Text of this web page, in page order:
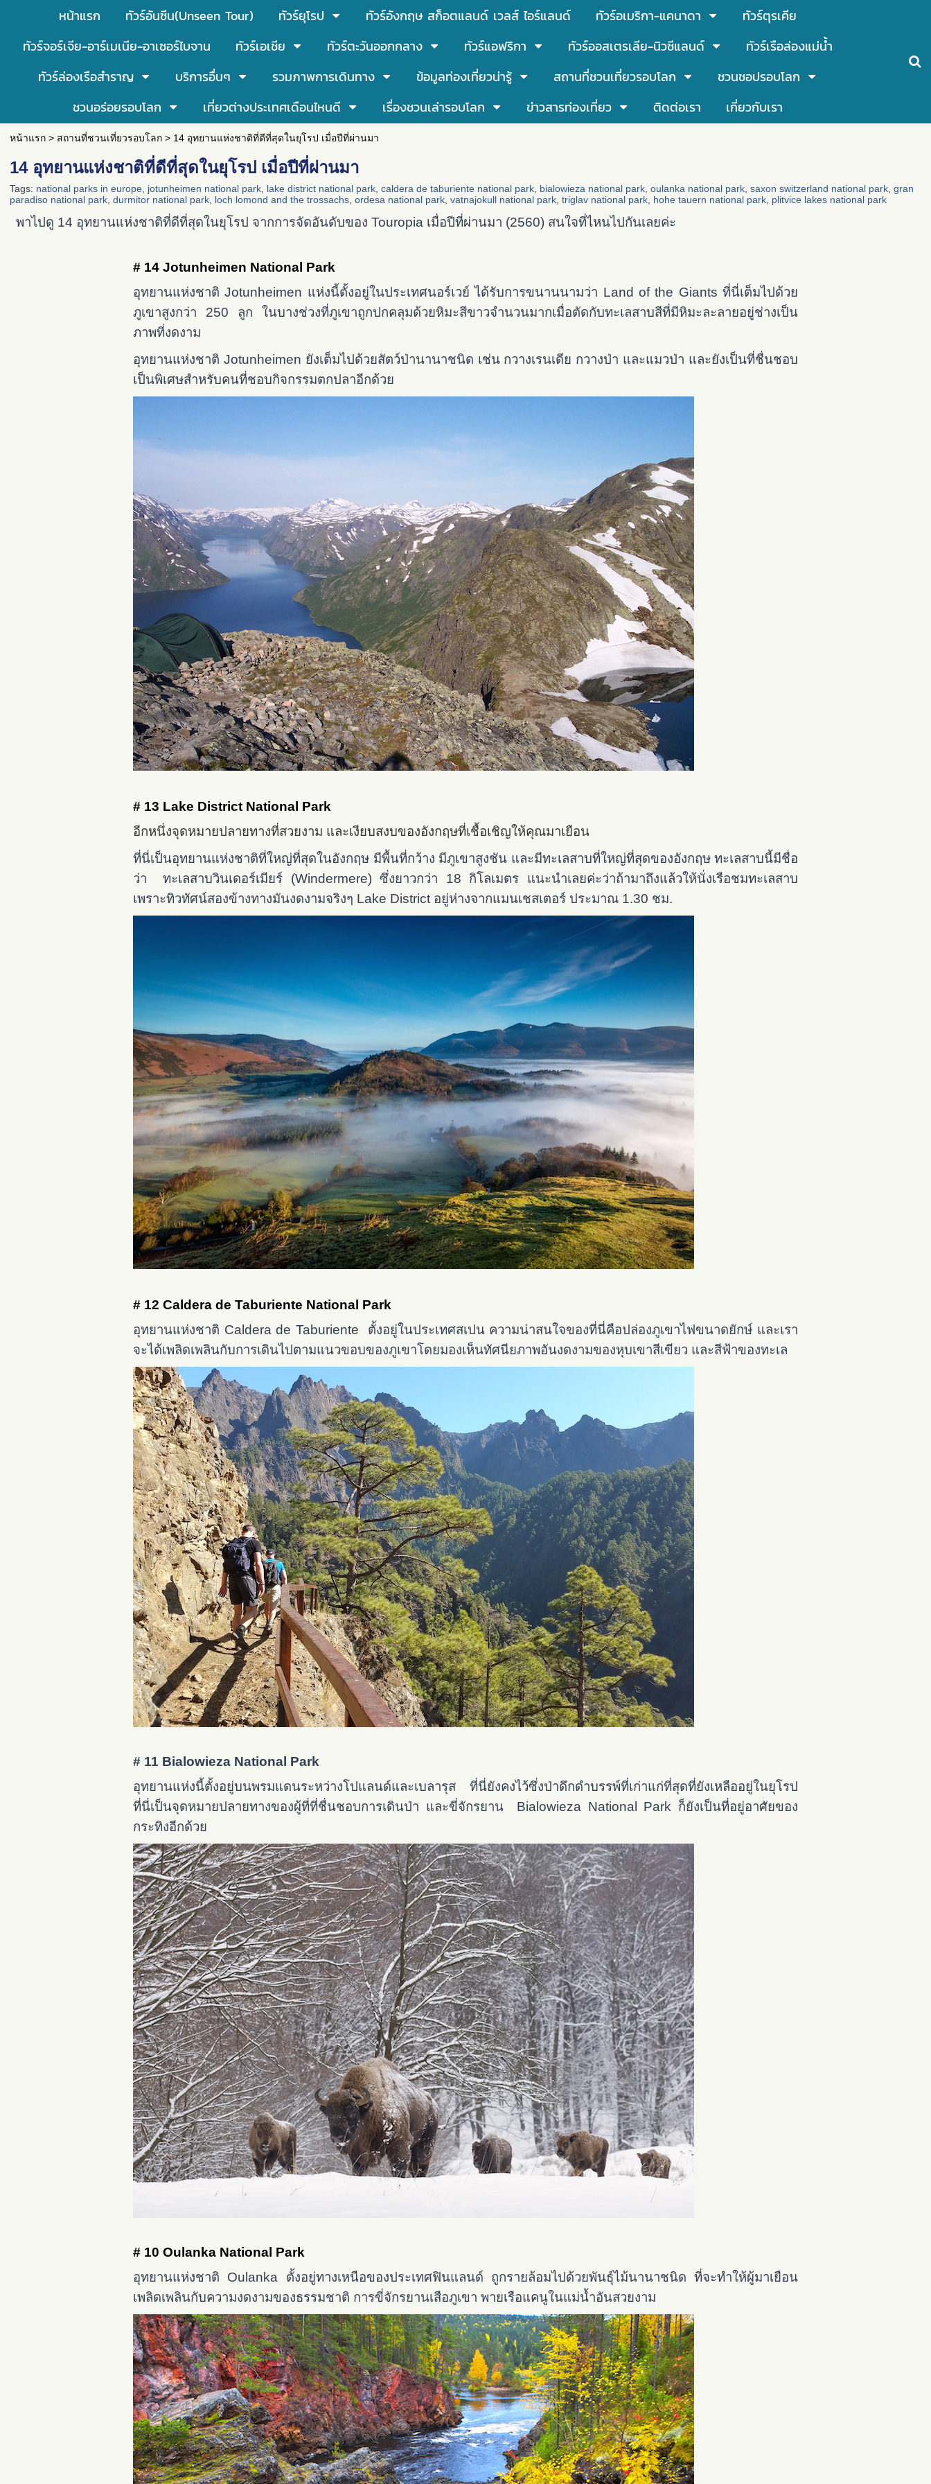
หน้าแรก ทัวร์อันซีน(Unseen Tour) ทัวร์ยุโรป ทัวร์อังกฤษ สก็อตแลนด์ เวลส์ ไอร์แลนด์ ทัวร์อเมริกา-แคนาดา
ทัวร์ตุรเคีย
ทัวร์จอร์เจีย-อาร์เมเนีย-อาเซอร์ไบจาน
ทัวร์เอเชีย ทัวร์ตะวันออกกลาง ทัวร์แอฟริกา ทัวร์ออสเตรเลีย-นิวซีแลนด์
ทัวร์เรือล่องแม่น้ำ
ทัวร์ล่องเรือสำราญ
บริการอื่นๆ รวมภาพการเดินทาง ข้อมูลท่องเที่ยวน่ารู้ สถานที่ชวนเที่ยวรอบโลก
ชวนชอปรอบโลก
ชวนอร่อยรอบโลก
เที่ยวต่างประเทศเดือนไหนดี เรื่องชวนเล่ารอบโลก ข่าวสารท่องเที่ยว ติดต่อเรา เกี่ยวกับเรา
หน้าแรก> สถานที่ชวนเที่ยวรอบโลก> 14 อุทยานแห่งชาติที่ดีที่สุดในยุโรป เมื่อปีที่ผ่านมา
14 อุทยานแห่งชาติที่ดีที่สุดในยุโรป เมื่อปีที่ผ่านมา
Tags: national parks in europe jotunheimen national park lake district national park caldera de taburiente national park bialowieza national park oulanka national park saxon switzerland national park gran
paradiso national park durmitor national park loch lomond and the trossachs ordesa national park vatnajokull national park triglav national park hohe tauern national park plitvice lakes national park
พาไปดู 14 อุทยานแห่งชาติที่ดีที่สุดในยุโรป จากการจัดอันดับของ Touropia เมื่อปีที่ผ่านมา (2560) สนใจที่ไหนไปกันเลยค่ะ
# 14 Jotunheimen National Park
อุทยานแห่งชาติ Jotunheimen แห่งนี้ตั้งอยู่ในประเทศนอร์เวย์ ได้รับการขนานนามว่า Land of the Giants ที่นี่เต็มไปด้วย
ภูเขาสูงกว่า 250 ลูก ในบางช่วงที่ภูเขาถูกปกคลุมด้วยหิมะสีขาวจำนวนมากเมื่อตัดกับทะเลสาบสีที่มีหิมะละลายอยู่ช่างเป็น
ภาพที่งดงาม
อุทยานแห่งชาติ Jotunheimen ยังเต็มไปด้วยสัตว์ป่านานาชนิด เช่น กวางเรนเดีย กวางป่า และแมวป่า และยังเป็นที่ชื่นชอบ
เป็นพิเศษสำหรับคนที่ชอบกิจกรรมตกปลาอีกด้วย
# 13 Lake District National Park
อีกหนึ่งจุดหมายปลายทางที่สวยงาม และเงียบสงบของอังกฤษที่เชื้อเชิญให้คุณมาเยือน
ที่นี่เป็นอุทยานแห่งชาติที่ใหญ่ที่สุดในอังกฤษ มีพื้นที่กว้าง มีภูเขาสูงชัน และมีทะเลสาบที่ใหญ่ที่สุดของอังกฤษ ทะเลสาบนี้มีชื่อ
ว่า ทะเลสาบวินเดอร์เมียร์ (Windermere) ซึ่งยาวกว่า 18 กิโลเมตร แนะนำเลยค่ะว่าถ้ามาถึงแล้วให้นั่งเรือชมทะเลสาบ
เพราะทิวทัศน์สองข้างทางมันงดงามจริงๆ Lake District อยู่ห่างจากแมนเชสเตอร์ ประมาณ 1.30 ชม.
# 12 Caldera de Taburiente National Park
อุทยานแห่งชาติ Caldera de Taburiente ตั้งอยู่ในประเทศสเปน ความน่าสนใจของที่นี่คือปล่องภูเขาไฟขนาดยักษ์ และเรา
จะได้เพลิดเพลินกับการเดินไปตามแนวขอบของภูเขาโดยมองเห็นทัศนียภาพอันงดงามของหุบเขาสีเขียว และสีฟ้าของทะเล
# 11 Bialowieza National Park
อุทยานแห่งนี้ตั้งอยู่บนพรมแดนระหว่างโปแลนด์และเบลารุส ที่นี่ยังคงไว้ซึ่งป่าดึกดำบรรพ์ที่เก่าแก่ที่สุดที่ยังเหลืออยู่ในยุโรป
ที่นี่เป็นจุดหมายปลายทางของผู้ที่ที่ชื่นชอบการเดินป่า และขี่จักรยาน Bialowieza National Park ก็ยังเป็นที่อยู่อาศัยของ
กระทิงอีกด้วย
# 10 Oulanka National Park
อุทยานแห่งชาติ Oulanka ตั้งอยู่ทางเหนือของประเทศฟินแลนด์ ถูกรายล้อมไปด้วยพันธุ์ไม้นานาชนิด ที่จะทำให้ผู้มาเยือน
เพลิดเพลินกับความงดงามของธรรมชาติ การขี่จักรยานเสือภูเขา พายเรือแคนูในแม่น้ำอันสวยงาม